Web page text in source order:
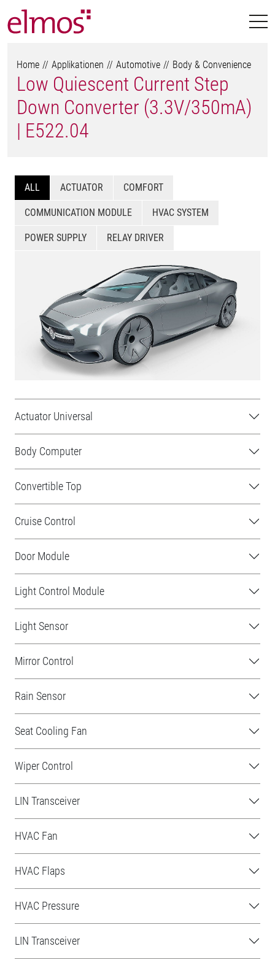
Home Applikationen Automotive Body & Convenience
Low Quiescent Current Step
Down Converter (3.3V/350mA)
| E522.04
ALL ACTUATOR COMFORT
COMMUNICATION MODULE HVAC SYSTEM
POWER SUPPLY RELAY DRIVER
Actuator Universal
Body Computer
Convertible Top
Cruise Control
Door Module
Light Control Module
Light Sensor
Mirror Control
Rain Sensor
Seat Cooling Fan
Wiper Control
LIN Transceiver
HVAC Fan
HVAC Flaps
HVAC Pressure
LIN Transceiver